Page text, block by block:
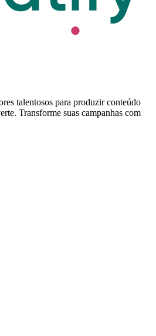
talentosos para produzir conteúdo
Transforme suas campanhas com